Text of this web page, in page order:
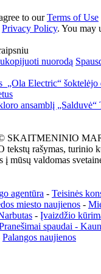
to ourTerms of Use
Privacy Policy. You may
nuorodą
„Ola Electric“
ansamblį
SKAITMENINIO
rašymas, turinio
į mūsų valdomas
agentūra - Teisinės
miesto naujienos -
- Įvaizdžio
spaudai -
Palangos naujienos